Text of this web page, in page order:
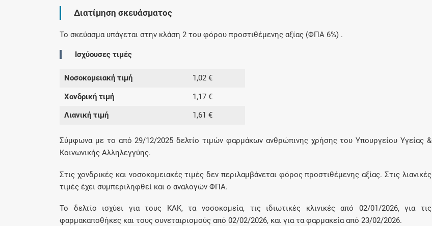
σήμερα
Διατίμηση σκευάσματος
Το σκεύασμα υπάγεται στην κλάση 2 του φόρου προστιθέμενης αξίας (ΦΠΑ 6%) .
Ισχύουσες τιμές
Νοσοκομειακή τιμή 1,02 €
Χονδρική τιμή 1,17 €
Λιανική τιμή 1,61 €
Σύμφωνα με το από 29/12/2025 δελτίο τιμών φαρμάκων ανθρώπινης χρήσης του Υπουργείου Υγείας &
Κοινωνικής Αλληλεγγύης.
Στις χονδρικές και νοσοκομειακές τιμές δεν περιλαμβάνεται φόρος προστιθέμενης αξίας. Στις λιανικές
τιμές έχει συμπεριληφθεί και ο αναλογών ΦΠΑ.
Το δελτίο ισχύει για τους ΚΑΚ, τα νοσοκομεία, τις ιδιωτικές κλινικές από 02/01/2026, για τις
φαρμακαποθήκες και τους συνεταιρισμούς από 02/02/2026, και για τα φαρμακεία από 23/02/2026.